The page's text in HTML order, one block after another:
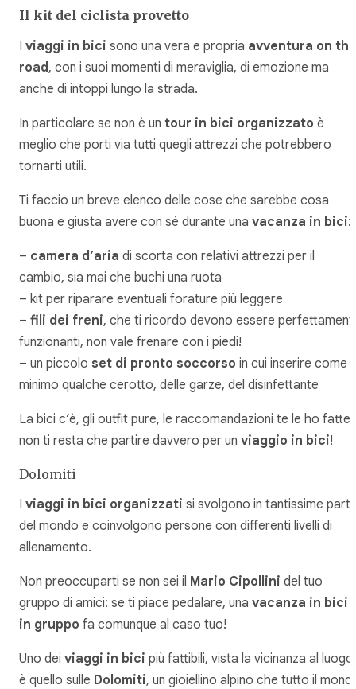
Il kit del ciclista provetto
I viaggi in bici sono una vera e propria avventura on the
road , con i suoi momenti di meraviglia, di emozione ma
anche di intoppi lungo la strada.
In particolare se non è un tour in bici organizzato è
meglio che porti via tutti quegli attrezzi che potrebbero
tornarti utili.
Ti faccio un breve elenco delle cose che sarebbe cosa
buona e giusta avere con sé durante una vacanza in bici:
– camera d’aria di scorta con relativi attrezzi per il
cambio, sia mai che buchi una ruota
– kit per riparare eventuali forature più leggere
– fili dei freni, che ti ricordo devono essere
funzionanti, non vale frenare con i piedi!
– un piccolo set di pronto soccorso in cui inserire come
minimo qualche cerotto, delle garze, del disinfettante
La bici c’è, gli outfit pure, le raccomandazioni te le ho fatte,
non ti resta che partire davvero per un viaggio in bici!
Dolomiti
I viaggi in bici organizzati si svolgono in tantissime parti
del mondo e coinvolgono persone con differenti livelli di
allenamento.
Non preoccuparti se non sei il Mario Cipollini del tuo
gruppo di amici: se ti piace pedalare, una vacanza in bici
in gruppo fa comunque al caso tuo!
Uno dei viaggi in bici più fattibili, vista la vicinanza al luogo,
è quello sulle Dolomiti, un gioiellino alpino che tutto il